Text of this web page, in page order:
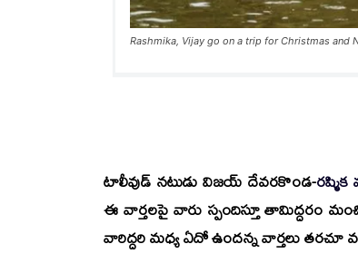
Rashmika, Vijay go on a trip for Christmas and
టాలీవుడ్ నటుడు విజయ్ దేవరకొండ-
ఈ వార్తలపై వారు స్పందిస్తూ తామిద్దరం
వారిద్దరి మధ్య ఏదో ఉందన్న వార్తలు